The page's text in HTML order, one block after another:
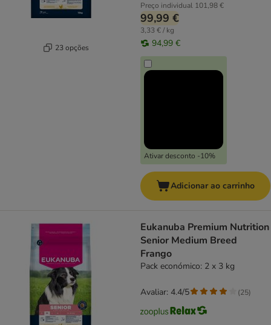
23 opções
Preço individual 101,98 €
99,99 €
3,33 € / kg
94,99 €
Ativar desconto -10%
Adicionar ao carrinho
Eukanuba Premium Nutrition
Senior Medium Breed
Frango
Pack económico: 2 x 3 kg
Avaliar: 4.4/5 (25)